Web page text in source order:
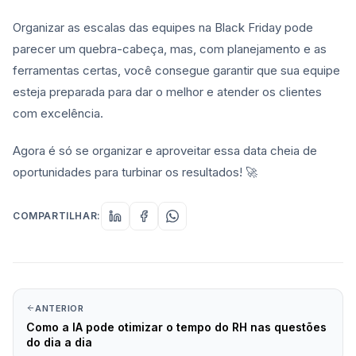
Organizar as escalas das equipes na Black Friday pode
parecer um quebra-cabeça, mas, com planejamento e as
ferramentas certas, você consegue garantir que sua equipe
esteja preparada para dar o melhor e atender os clientes
com excelência.
Agora é só se organizar e aproveitar essa data cheia de
oportunidades para turbinar os resultados! 🚀
COMPARTILHAR:
ANTERIOR
Como a IA pode otimizar o tempo do RH nas questões
do dia a dia